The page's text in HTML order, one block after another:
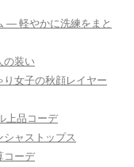
― 軽やかに洗練をまと
の装い
女子の秋顔レイヤー
上品コーデ
ャストップス
コーデ